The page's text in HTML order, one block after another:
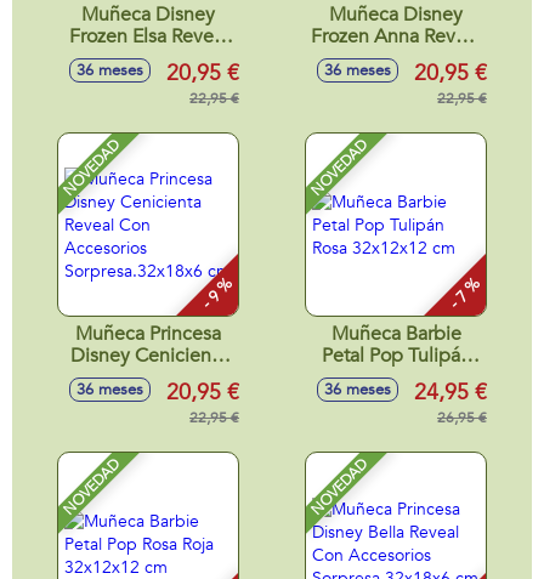
Muñeca Disney
Frozen Elsa Reveal
con Accesorio
Sorpresa. 33x18x8
36 meses 20,95 €
22,95 €
Muñeca Disney
Frozen Anna Reveal
Con Accesorio
Sorpresa 33x18x8
36 meses 20,95 €
22,95 €
NOVEDAD
- 9 %
Muñeca Princesa
Disney Cenicienta
Reveal Con
Accesorios
Sorpresa.32x18x6
36 meses 20,95 €
22,95 €
NOVEDAD
- 7 %
Muñeca Barbie
Petal Pop Tulipán
Rosa 32x12x12 cm
36 meses 24,95 €
26,95 €
NOVEDAD NOVEDAD